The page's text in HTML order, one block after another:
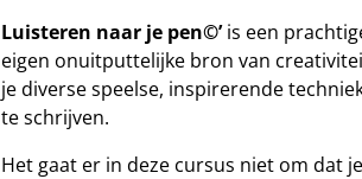
Luisteren naar je pen©’is een
eigen onuitputtelijke bron van
je diverse speelse, inspirerende
te schrijven.
Het gaat er in deze cursus niet om dat